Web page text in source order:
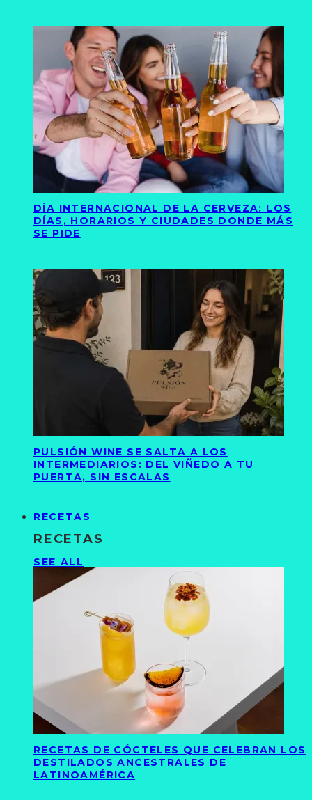
DÍA INTERNACIONAL DE LA CERVEZA: LOS
DÍAS, HORARIOS Y CIUDADES DONDE MÁS
SE PIDE
PULSIÓN WINE SE SALTA A LOS
INTERMEDIARIOS: DEL VIÑEDO A TU
PUERTA, SIN ESCALAS
RECETAS
RECETAS
SEE ALL
RECETAS DE CÓCTELES QUE CELEBRAN LOS
DESTILADOS ANCESTRALES DE
LATINOAMÉRICA